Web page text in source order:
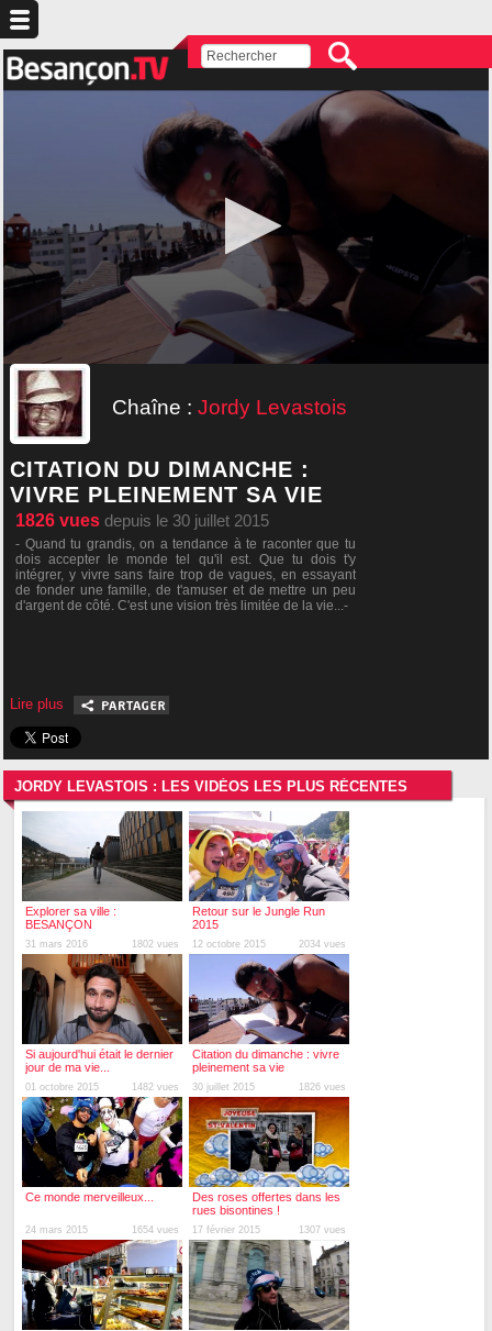
Chaîne : Jordy Levastois
CITATION DU DIMANCHE :
VIVRE PLEINEMENT SA VIE
1826 vues depuis le 30 juillet 2015
- Quand tu grandis, on a tendance à te raconter que tu
dois accepter le monde tel qu'il est. Que tu dois t'y
intégrer, y vivre sans faire trop de vagues, en essayant
de fonder une famille, de t'amuser et de mettre un peu
d'argent de côté. C'est une vision très limitée de la vie...-
Lire plus
JORDY LEVASTOIS : LES VIDÉOS LES PLUS RÉCENTES
Explorer sa ville :
BESANÇON
31 mars 2016 1802 vues
Retour sur le Jungle Run
2015
12 octobre 2015 2034 vues
Si aujourd'hui était le dernier
jour de ma vie...
01 octobre 2015 1482 vues
Citation du dimanche : vivre
pleinement sa vie
30 juillet 2015 1826 vues
Ce monde merveilleux...
24 mars 2015 1654 vues
Des roses offertes dans les
rues bisontines !
17 février 2015 1307 vues